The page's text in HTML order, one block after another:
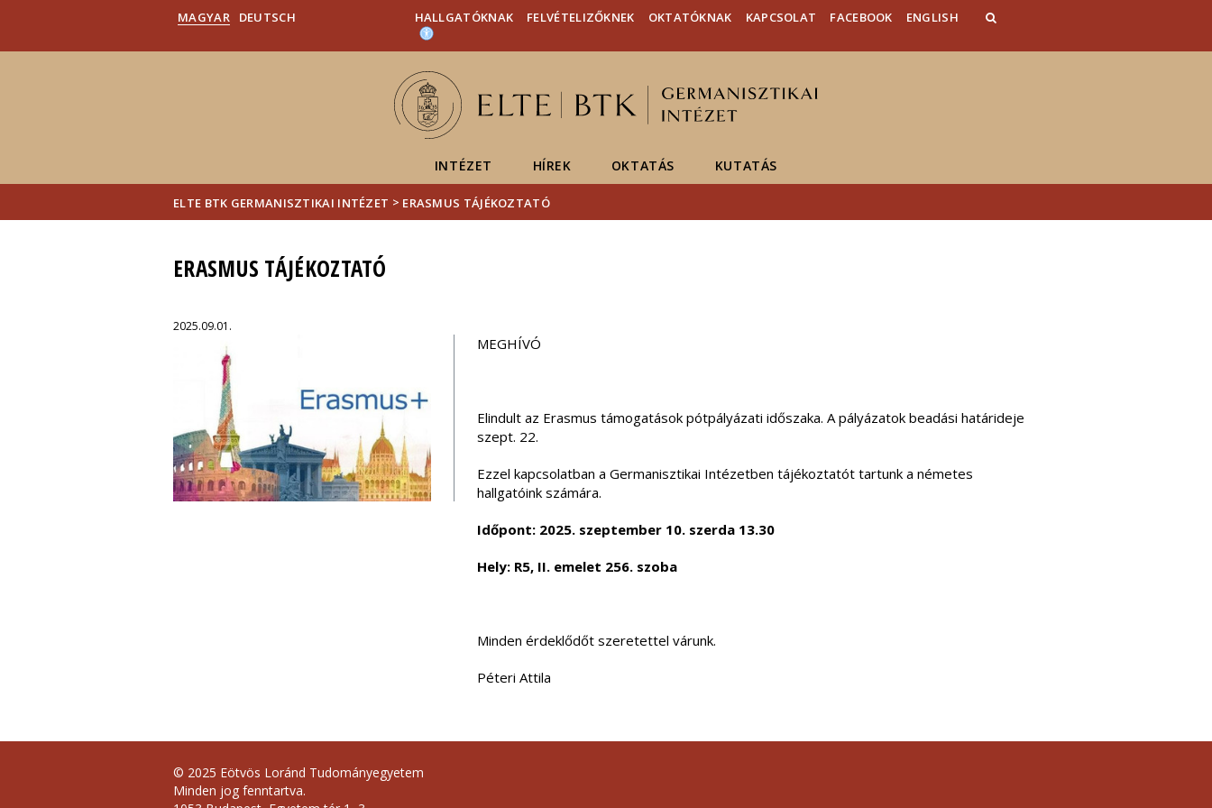
Hírek
Események
ELTE a
sajtóban
MAGYAR DEUTSCH HALLGATÓKNAK FELVÉTELIZŐKNEK OKTATÓKNAK KAPCSOLAT FACEBOOK ENGLISH
INTÉZET HÍREK OKTATÁS KUTATÁS
ELTE BTK GERMANISZTIKAI INTÉZET > ERASMUS TÁJÉKOZTATÓ
ERASMUS TÁJÉKOZTATÓ
2025.09.01.
MEGHÍVÓ
Elindult az Erasmus támogatások pótpályázati időszaka. A pályázatok beadási határideje
szept. 22.
Ezzel kapcsolatban a Germanisztikai Intézetben tájékoztatót tartunk a németes
hallgatóink számára.
Időpont: 2025. szeptember 10. szerda 13.30
Hely: R5, II. emelet 256. szoba
Minden érdeklődőt szeretettel várunk.
Péteri Attila
© 2025 Eötvös Loránd Tudományegyetem
Minden jog fenntartva.